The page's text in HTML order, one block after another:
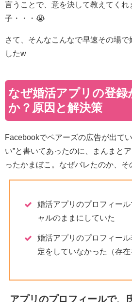
言うことで、意を決して教えてく
子・・・😭
さて、そんなこんなで早速その場で
したw
なぜ婚活アプリの登録
か？原因と解決策
Facebookでペアーズの広告が出て
い”と書いてあったのに、まんまと
ったかまぼこ。なぜバレたのか、そ
婚活アプリのプロフィー
ャルのままにしていた
婚活アプリのプロフィー
定をしていなかった（存在
アプリのプロフィールで、